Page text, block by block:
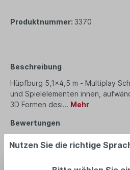
Produktnummer: 3370
Beschreibung
Hüpfburg 5,1x4,5 m - Multiplay
und Spielelementen innen,
3D Formen desi… Mehr
Bewertungen
Nutzen Sie die richtige